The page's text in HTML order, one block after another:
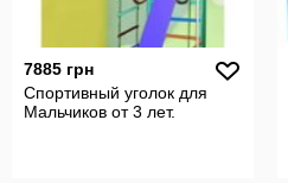
7885 грн
Спортивный уголок для
Мальчиков от 3 лет.